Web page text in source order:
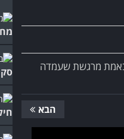
מרגשת שעמדה
הבא